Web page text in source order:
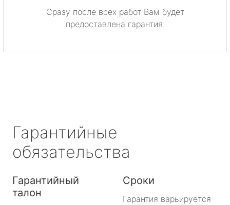
Сразу после всех работ Вам будет
предоставлена гарантия.
Гарантийные
обязательства
Гарантийный
талон
Сроки
Гарантия варьируется